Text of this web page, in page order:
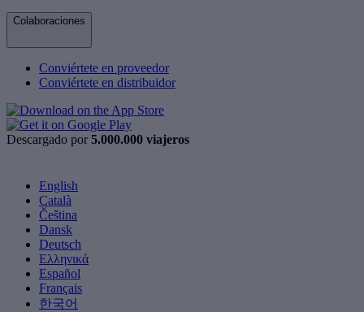
Colaboraciones
Conviértete en proveedor
Conviértete en distribuidor
Descargado por 5.000.000 viajeros
English
Català
Čeština
Dansk
Deutsch
Ελληνικά
Español
Français
한국어